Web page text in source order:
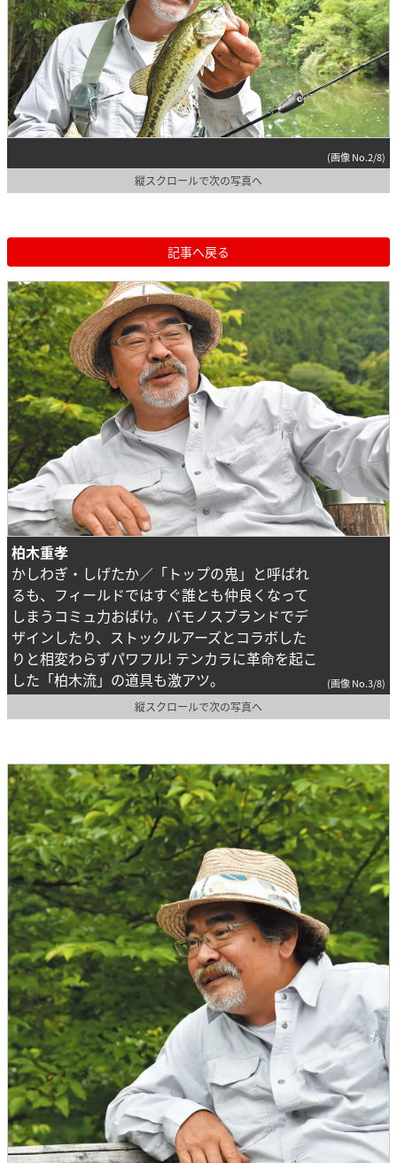
(画像 No.2/8)
縦スクロールで次の写真へ
記事へ戻る
柏木重孝
かしわぎ・しげたか／「トップの鬼」と呼ばれ
るも、フィールドではすぐ誰とも仲良くなって
しまうコミュ力おばけ。バモノスブランドでデ
ザインしたり、ストックルアーズとコラボした
りと相変わらずパワフル! テンカラに革命を起こ
した「柏木流」の道具も激アツ。
(画像 No.3/8)
縦スクロールで次の写真へ